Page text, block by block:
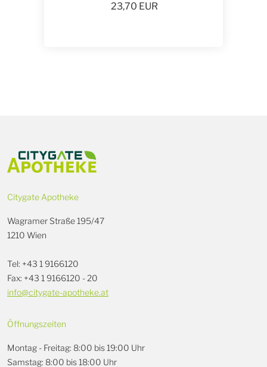
23,70 EUR
Citygate Apotheke
Wagramer Straße 195/47
1210 Wien
Tel: +43 1 9166120
Fax: +43 1 9166120 - 20
info@citygate-apotheke.at
Öffnungszeiten
Montag - Freitag: 8:00 bis 19:00 Uhr
Samstag: 8:00 bis 18:00 Uhr